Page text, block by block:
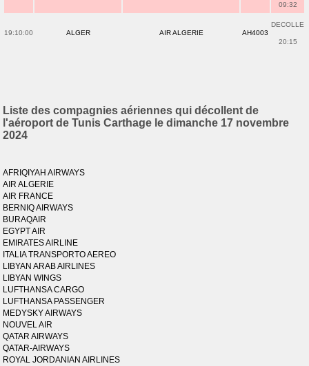
09:32
19:10:00 ALGER AIR ALGERIE AH4003
DECOLLE
20:15
Liste des compagnies aériennes qui décollent de
l'aéroport de Tunis Carthage le dimanche 17 novembre
2024
AFRIQIYAH AIRWAYS
AIR ALGERIE
AIR FRANCE
BERNIQ AIRWAYS
BURAQAIR
EGYPT AIR
EMIRATES AIRLINE
ITALIA TRANSPORTO AEREO
LIBYAN ARAB AIRLINES
LIBYAN WINGS
LUFTHANSA CARGO
LUFTHANSA PASSENGER
MEDYSKY AIRWAYS
NOUVEL AIR
QATAR AIRWAYS
QATAR-AIRWAYS
ROYAL JORDANIAN AIRLINES